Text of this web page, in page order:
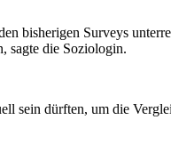
bisherigen Surveys
sagte die Soziologin.
sein dürften, um die